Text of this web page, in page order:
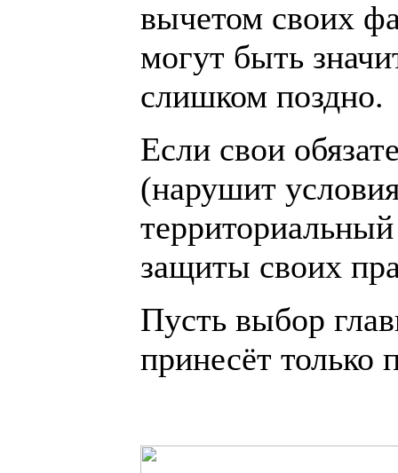
вычетом своих
могут быть
слишком поздно.
Если свои
(нарушит
защиты своих
Пусть выбор
принесёт только